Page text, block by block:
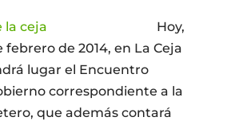
Hoy,
febrero de 2014, en La Ceja
lugar el Encuentro
correspondiente a la
que además contará